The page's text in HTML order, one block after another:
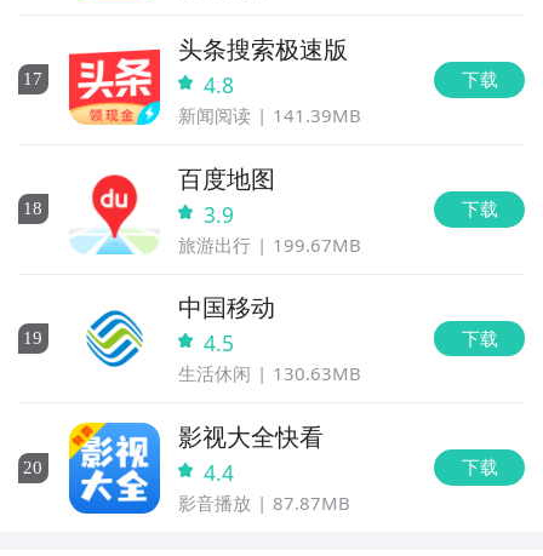
17
头条搜索极速版
4.8
新闻阅读 141.39MB
下载
18
百度地图
3.9
旅游出行 199.67MB
下载
19
中国移动
4.5
生活休闲 130.63MB
下载
20
影视大全快看
4.4
影音播放 87.87MB
下载